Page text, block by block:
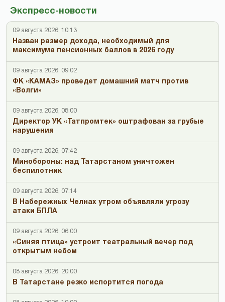
Экспресс-новости
09 августа 2026, 10:13
Назван размер дохода, необходимый для
максимума пенсионных баллов в 2026 году
09 августа 2026, 09:02
ФК «КАМАЗ» проведет домашний матч против
«Волги»
09 августа 2026, 08:00
Директор УК «Татпромтек» оштрафован за грубые
нарушения
09 августа 2026, 07:42
Минобороны: над Татарстаном уничтожен
беспилотник
09 августа 2026, 07:14
В Набережных Челнах утром объявляли угрозу
атаки БПЛА
09 августа 2026, 06:00
«Синяя птица» устроит театральный вечер под
открытым небом
08 августа 2026, 20:00
В Татарстане резко испортится погода